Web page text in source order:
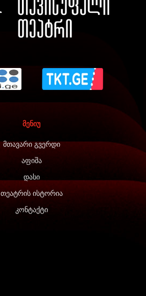
მენიუ
მთავარი გვერდი
აფიშა
დასი
თეატრის ისტორია
კონტაქტი